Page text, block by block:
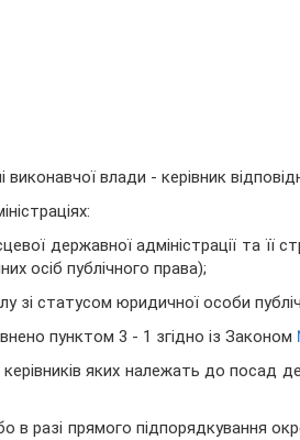
влади - керівник
державної адміністрації та її
осіб публічного права);
зі статусом юридичної особи
пунктом 3 - 1 згідно із Законом
яких належать до посад
в разі прямого підпорядкування